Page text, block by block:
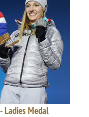
Ladies Medal